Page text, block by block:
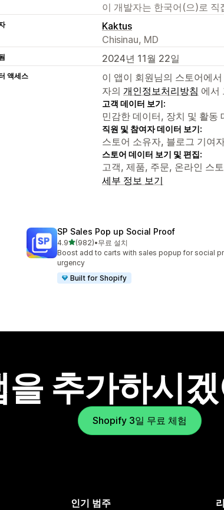
이 개발자는 한국어(으)로
Kaktus
Chisinau, MD
2024년 11월 22일
액세스
이 앱이 회원님의 스토어에
자의 개인정보처리방침 에서
고객 데이터 보기:
민감한 데이터, 장치 및 활동
직원 및 참여자 데이터 보기:
스토어 소유자, 블로그 기여
스토어 데이터 보기 및 편집:
고객, 제품, 주문, 온라인 스
세부 정보 보기
SP Sales Pop up Social Proof
4.9별 5개 중
(982)
총 리뷰 982개
•무료 설치
Boost add to carts with sales popup for social
urgency
Built for Shopify
을 추가하시
Shopify 3일 무료 체험
인기 범주